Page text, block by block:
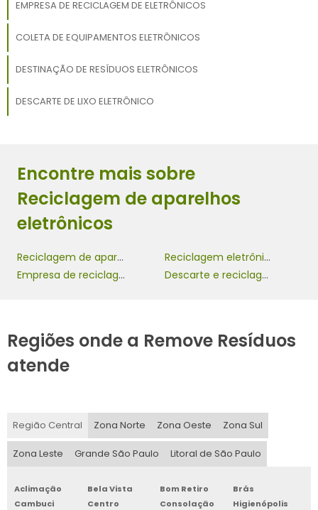
EMPRESA DE RECICLAGEM DE ELETRÔNICOS
COLETA DE EQUIPAMENTOS ELETRÔNICOS
DESTINAÇÃO DE RESÍDUOS ELETRÔNICOS
DESCARTE DE LIXO ELETRÔNICO
Encontre mais sobre
Reciclagem de aparelhos
eletrônicos
Reciclagem de aparelhos eletrônicos
Reciclagem eletrônica
Empresa de reciclagem de eletrônicos
Descarte e reciclagem de lixo eletrônico
Regiões onde a Remove Resíduos
atende
Região Central Zona Norte Zona Oeste Zona Sul
Zona Leste Grande São Paulo Litoral de São Paulo
Aclimação Bela Vista Bom Retiro
Brás
Cambuci
Centro Consolação
Higienópolis